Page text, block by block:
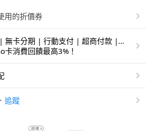
用的折價券
無卡分期 | 行動支付 | 超商付款 |
聯卡
卡消費回饋最高3%！
． 追蹤